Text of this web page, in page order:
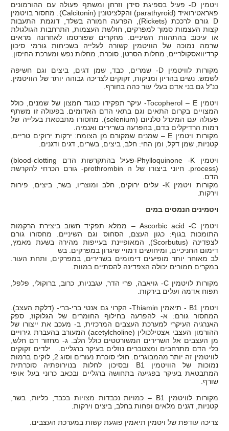
ויטמין D- פעיל בספיגת סידן וזרחן ומשתף פעולה עם ההורמונים
פאראטירואיד (parathyroid) והקלציטונין (Calcitonin). מחסור בויטמין
D גורם לרככת (Rickets), הפרעה חמורה בשלד, דוגמת התעבות
קצות העצמות סמוך למפרקים, חולשת העצמות, התרחבות הגולגולת
או עיכוב בהתהוות השיניים. מחקרים שפורסמו לאחרונה מראים
שרמה נמוכה של הוויטמין קשורה לעלייה בשכיחות גורמי סיכון
קרדיוואסקולריים, מחלות הסרטן, סוכרת, מחלות נפש ומערכת החיסון.
מקורות לוויטמיןD- שמרים, כבד, שמן דגים, ביצים וגם חשיפה
לשמש. נשים בהריון ומניקות, זקוקים לצריכה גבוהה יותר של הוויטמין.
כנ"ל גם בני אדם בעלי עור כהה בחורף.
ויטמיןE
–
Tocopherol- עיקר תפקידו כנוגד חמצון של שמנים, כולל
המצויים בקרום התאים וגם בתאי הדם האדומים. בפעולה זו משתף
פעולה עם המינרל סלניום (selenium). מחסורו מתבטאת בעלייה של
רמות הרדיקלים בדם, בהפרעה בשרירים ואנמיה.
מקורות ויטמין E – שמנים שמקורם מן הצומח: ירקות ירוקים טריים,
קטניות, שמן דקל, ומן החי: חלב, ביצים, בשרים, דגים ודגנים.
ויטמין K
-
Phylloquinone-פעיל בהתקרשות הדם (blood-clotting
process). חיוני ביצורו של ה prothrombin- גורם הכרחי להקרשת
הדם.
מקורות ויטמין K- עלים ירוקים, חלב ומוצריו, בשר, ביצים, פירות
וירקות.
ויטמינים הנמסים במים
ויטמיןC
Ascorbic acid - – ממלא תפקיד חשוב ביצירת הרקמות
התומכות בגוף: כגון העצם, הסחוס וגם השיניים. מחסורו גורם
לצפדינה (Scorbutus), המאופיינת בעייפות מהירה בשעת מאמץ,
דימום החניכיים, ומיחושים דמויי שיגרון במפרקים. בש
לב מאוחר יותר מופיעים דימומים בשרירים, במפרקים, ותחת העור.
במקרים חמורים יכולה הצפדינה להסתיים במוות.
מקורות לויטמיןC- גויאבה, פרי הדר, עגבניות, כרוב, ברוקולי, פלפל,
תפוח אדמה ועלים בירקות.
ויטמין 1 B - תיאמין Thiamin- הקרוי גם אנטי ברי-ברי- (דלקת העצב).
המחסור גורם: א- להפרעה בחילוף החומרים של הגלוקוז, ספק
האנרגיה העיקרי למערכת העצבים המרכזית, ב- מעכב את ייצורו של
ההורמון העצבי אצטילכולין (acetylcholine) המעורב בהעברת גירויים
מן העצבים אל השרירים המשורטטים כולל הלב. ג- מחזור דם חלש,
כלי הדם מתרחבים ומצטברים נוזלים בעיקר ברגליים. ילדים זקוקים
לוויטמין זה יותר מהמבוגרים. חולי סוכרת נעורים וסוג 2, לוקים ברמות
נמוכות של הוויטמין 1 B ובסיכון לחלות בנוירופתיה סוכרתית
המתבטאת בעיקר בפגיעה בתחושה ברגליים ובכאב כרוני בעל אופי
שורף.
מקורות לוויטמין 1 B – כמויות נכבדות מצויות בכבד, כליות, בשר,
קטניות, דגנים מלאים ופחות בחלב, ביצים וירקות.
צריכה עודפת של ויטמין תיאמין פוגעת קשות במערכת העצבים.